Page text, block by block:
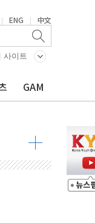
| ENG | 中文
사이트
GAM
각